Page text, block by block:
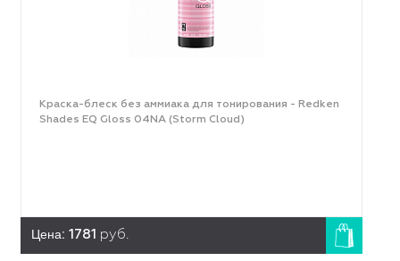
Краска-блеск без аммиака для тонирования - Redken
Shades EQ Gloss 04NA (Storm Cloud)
Цена: 1781 руб.